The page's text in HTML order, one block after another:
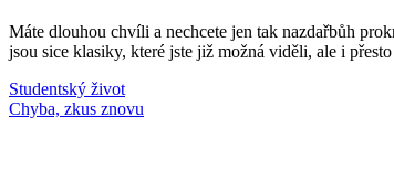
Máte dlouhou chvíli a nechcete jen tak nazdařbůh
jsou sice klasiky, které jste již možná viděli, ale i
Studentský život
Načti další články